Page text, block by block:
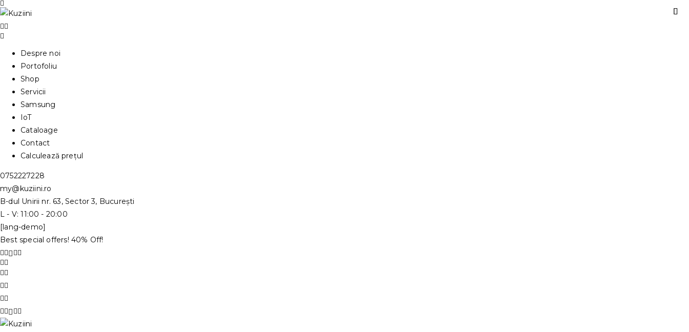
Despre noi
Portofoliu
Shop
Servicii
Samsung
IoT
Cataloage
Contact
Calculează prețul
0752227228
my@kuziini.ro
B-dul Unirii nr. 63, Sector 3, București
L - V: 11:00 - 20:00
[lang-demo]
Best special offers! 40% Off!